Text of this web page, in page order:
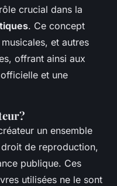
crucial dans la
. Ce concept
et autres
offrant ainsi aux
et une
un ensemble
de reproduction,
publique. Ces
utilisées ne le sont